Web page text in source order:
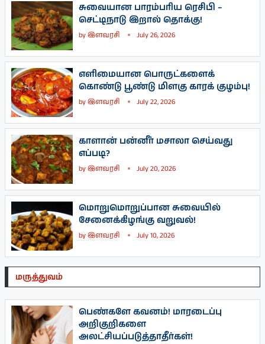
சுவையான பாரம்பரிய ரெசிபி –
செட்டிநாடு இறால் தொக்கு!
byஇளவரசி July 26, 2026
எளிமையான பொருட்களைக்
கொண்டு பூண்டு மிளகு காரக் குழம்பு!
byஇளவரசி July 22, 2026
காளான் பன்னீர் மசாலா செய்வது
எப்படி?
byஇளவரசி July 20, 2026
மொறுமொறுப்பான சுவையில்
சேனைக்கிழங்கு வறுவல்!
byஇளவரசி July 10, 2026
மருத்துவம்
பெண்களே கவனம்! மாரடைப்பு
அறிகுறிகளை
அலட்சியப்படுத்தாதீர்கள்!